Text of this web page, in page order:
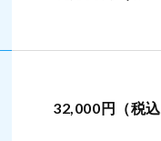
32,000円（税